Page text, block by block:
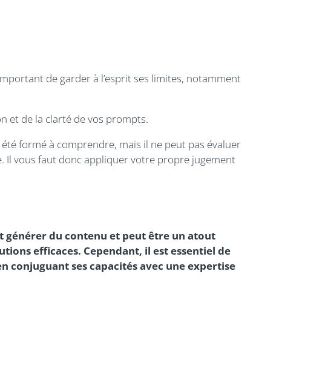
de garder à l’esprit ses limites, notamment
et de la clarté de vos prompts.
formé à comprendre, mais il ne peut pas évaluer
Il vous faut donc appliquer votre propre jugement
générer du contenu et peut être un atout
efficaces. Cependant, il est essentiel de
conjuguant ses capacités avec une expertise